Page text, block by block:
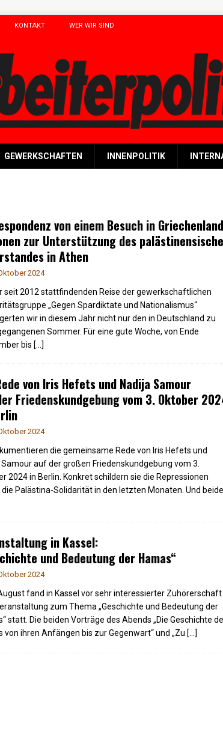
KONTAKT WER WIR SIND
GEWERKSCHAFTEN INNENPOLITIK
von einem Besuch in
zur Unterstützung des
in Athen
2024
seit 2012 stattfindenden Reise der gewerkschaftlichen
„Gegen Spardiktate und Nationalismus“
wir in diesem Jahr nicht nur den in Deutschland zu
Sommer. Für eine gute Woche, von Ende
bis […]
von Iris Hefets und Nadija Samour
Friedenskundgebung vom 3. Oktober
2024
die gemeinsame Rede von Iris Hefets und
Samour auf der großen Friedenskundgebung vom 3.
2024 in Berlin. Konkret schildern sie die Repressionen
Palästina-Solidarität in den letzten Monaten. Und beide
in Kassel:
und Bedeutung der Hamas“
2024
fand in Kassel vor sehr interessierter Zuhörerschaft
zum Thema „Geschichte und Bedeutung der
statt. Die beiden Vorträge des Abends „Die Geschichte
von ihren Anfängen bis zur Gegenwart“ und „Zu […]